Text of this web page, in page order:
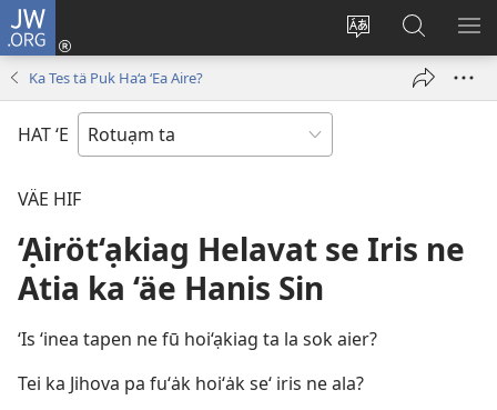
JW.ORG
Jen
Log
window)
Ao
se
JW.ORG
Ka Tes tä Puk Ha‘a ‘Ea Aire?
HAT ‘E
VÄE HIF
‘Ạiröt‘ạkiag Helavat se Iris ne
Atia ka ‘äe Hanis Sin
‘Is ‘inea tapen ne fū hoi‘ạkiag ta la sok aier?
Tei ka Jihova pa fu‘ȧk hoi‘ȧk se‘ iris ne ala?